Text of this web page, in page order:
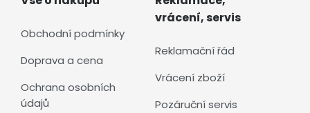
Obchodní podmínky
Doprava a cena
Ochrana osobních
údajů
vrácení, servis
Reklamační řád
Vrácení zboží
Pozáruční servis